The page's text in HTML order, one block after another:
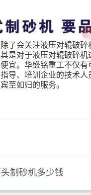
了会关注液压对辊破
是对于液压对辊破碎
宜。华盛铭重工不仅
导、培训企业的技术
至如归的服务。
制砂机多少钱